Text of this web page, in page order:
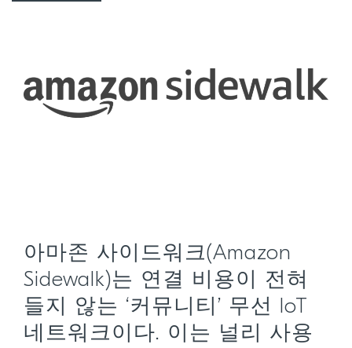
아마존 사이드워크(Amazon
Sidewalk)는 연결 비용이 전혀
들지 않는 ‘커뮤니티’ 무선 IoT
네트워크이다. 이는 널리 사용